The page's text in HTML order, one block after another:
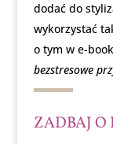
dodać do
wykorzystać
o tym w e-
bezstresowe
ZADBAJ O